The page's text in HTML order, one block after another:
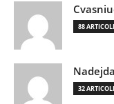
88
32